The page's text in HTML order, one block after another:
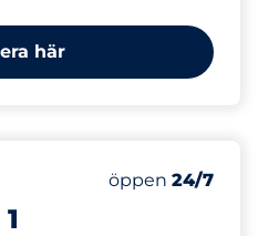
här
Antal
Totalt antal
Torsdag&nbsp
öppen 24/7